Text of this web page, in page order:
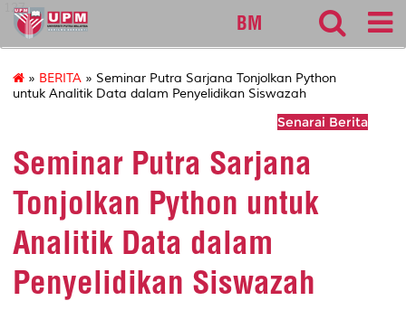
127
BM
» BERITA » Seminar Putra Sarjana Tonjolkan Python
untuk Analitik Data dalam Penyelidikan Siswazah
Senarai Berita
Seminar Putra Sarjana
Tonjolkan Python untuk
Analitik Data dalam
Penyelidikan Siswazah